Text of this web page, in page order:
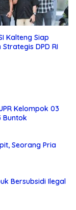
Kalteng Siap
DPD RI
Kelompok 03
Buntok
Seorang Pria
Bersubsidi Ilegal